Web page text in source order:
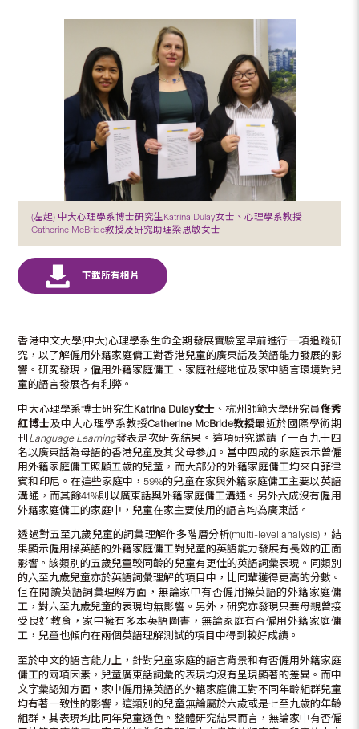
(左起) 中大心理學系博士研究生Katrina Dulay女士、心理學系教授
Catherine McBride教授及研究助理梁思敏女士
香港中文大學(中大)心理學系生命全期發展實驗室早前進行一項追蹤研
究，以了解僱用外籍家庭傭工對香港兒童的廣東話及英語能力發展的影
響。研究發現，僱用外籍家庭傭工、家庭社經地位及家中語言環境對兒
童的語言發展各有利弊。
中大心理學系博士研究生Katrina Dulay女士 、杭州師範大學研究員佟秀
紅博士及中大心理學系教授Catherine McBride教授最近於國際學術期
刊 Language Learning發表是次研究結果。這項研究邀請了一百九十四
名以廣東話為母語的香港兒童及其父母參加。當中四成的家庭表示曾僱
用外籍家庭傭工照顧五歲的兒童，而大部分的外籍家庭傭工均來自菲律
賓和印尼。在這些家庭中，59%的兒童在家與外籍家庭傭工主要以英語
溝通，而其餘41%則以廣東話與外籍家庭傭工溝通。另外六成沒有僱用
外籍家庭傭工的家庭中，兒童在家主要使用的語言均為廣東話。
透過對五至九歲兒童的詞彙理解作多階層分析(multi-level analysis)，結
果顯示僱用操英語的外籍家庭傭工對兒童的英語能力發展有長效的正面
影響。該類別的五歲兒童較同齡的兒童有更佳的英語詞彙表現。同類別
的六至九歲兒童亦於英語詞彙理解的項目中，比同輩獲得更高的分數。
但在閱讀英語詞彙理解方面，無論家中有否僱用操英語的外籍家庭傭
工，對六至九歲兒童的表現均無影響。另外，研究亦發現只要母親曾接
受良好教育，家中擁有多本英語圖書，無論家庭有否僱用外籍家庭傭
工，兒童也傾向在兩個英語理解測試的項目中得到較好成績。
至於中文的語言能力上，針對兒童家庭的語言背景和有否僱用外籍家庭
傭工的兩項因素，兒童廣東話詞彙的表現均沒有呈現顯著的差異。而中
文字彙認知方面，家中僱用操英語的外籍家庭傭工對不同年齡組群兒童
均有著一致性的影響，這類別的兒童無論屬於六歲或是七至九歲的年齡
組群，其表現均比同年兒童遜色。整體研究結果而言，無論家中有否僱